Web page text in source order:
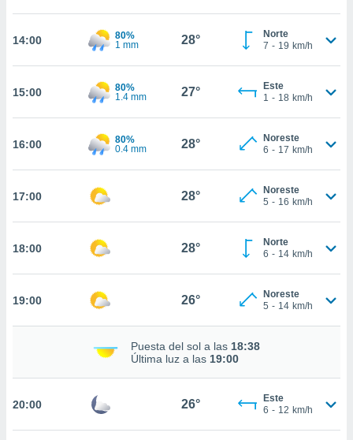
te
se
Puedes
web a
14:00
80%
1 mm
28°
Norte
7 - 19 km/h
15:00
80%
1.4 mm
27°
Este
1 - 18 km/h
16:00
80%
0.4 mm
28°
Noreste
6 - 17 km/h
17:00 28°
Noreste
5 - 16 km/h
18:00 28°
Norte
6 - 14 km/h
19:00 26°
Noreste
5 - 14 km/h
Puesta del sol a las 18:38
Última luz a las 19:00
20:00 26°
Este
6 - 12 km/h